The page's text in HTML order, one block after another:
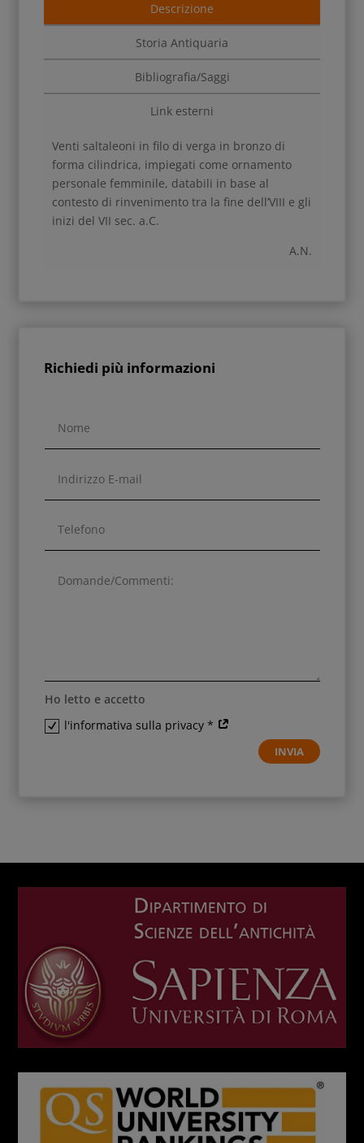
Descrizione
Storia Antiquaria
Bibliografia/Saggi
Link esterni
Venti saltaleoni in filo di verga in bronzo di
forma cilindrica, impiegati come ornamento
personale femminile, databili in base al
contesto di rinvenimento tra la fine dell’VIII e gli
inizi del VII sec. a.C.
A.N.
Richiedi più informazioni
Ho letto e accetto
l'informativa sulla privacy *
INVIA